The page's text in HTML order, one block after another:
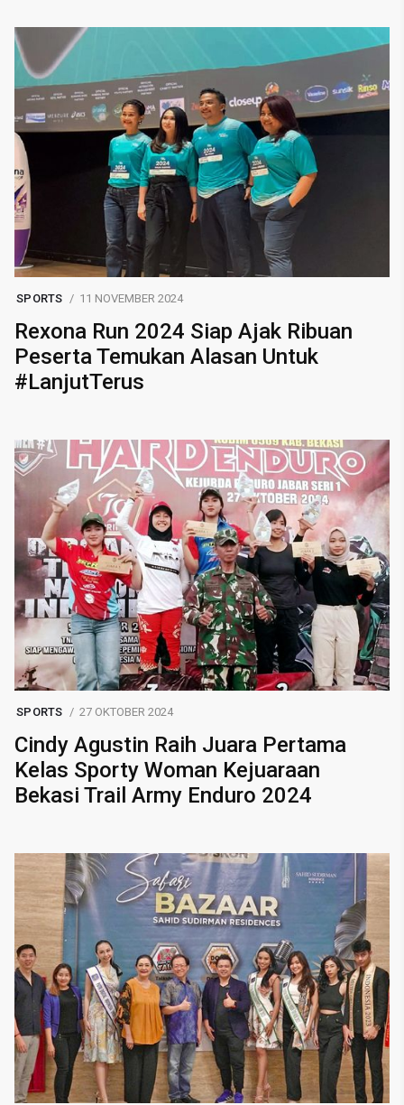
SPORTS 11 NOVEMBER 2024
Rexona Run 2024 Siap Ajak Ribuan
Peserta Temukan Alasan Untuk
#LanjutTerus
SPORTS 27 OKTOBER 2024
Cindy Agustin Raih Juara Pertama
Kelas Sporty Woman Kejuaraan
Bekasi Trail Army Enduro 2024